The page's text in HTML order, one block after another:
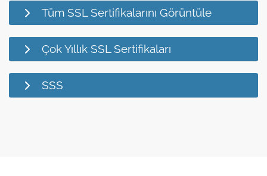
Tüm SSL Sertifikalarını Görüntüle
Çok Yıllık SSL Sertifikaları
SSS